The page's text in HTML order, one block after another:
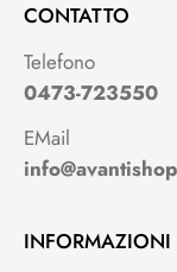
CONTATTO
Telefono
0473-723550
EMail
INFORMAZIONI